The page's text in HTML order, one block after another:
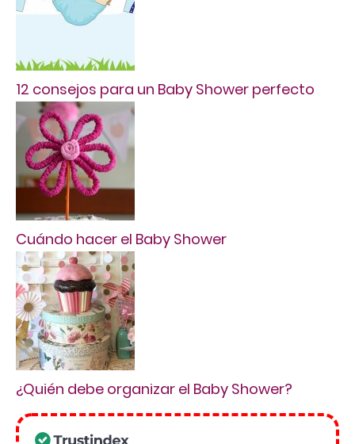
12 consejos para un Baby Shower perfecto
Cuándo hacer el Baby Shower
¿Quién debe organizar el Baby Shower?